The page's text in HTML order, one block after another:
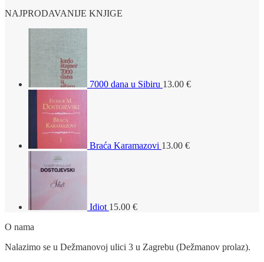
NAJPRODAVANIJE KNJIGE
7000 dana u Sibiru 13.00 €
Braća Karamazovi 13.00 €
Idiot 15.00 €
O nama
Nalazimo se u Dežmanovoj ulici 3 u Zagrebu (Dežmanov prolaz).